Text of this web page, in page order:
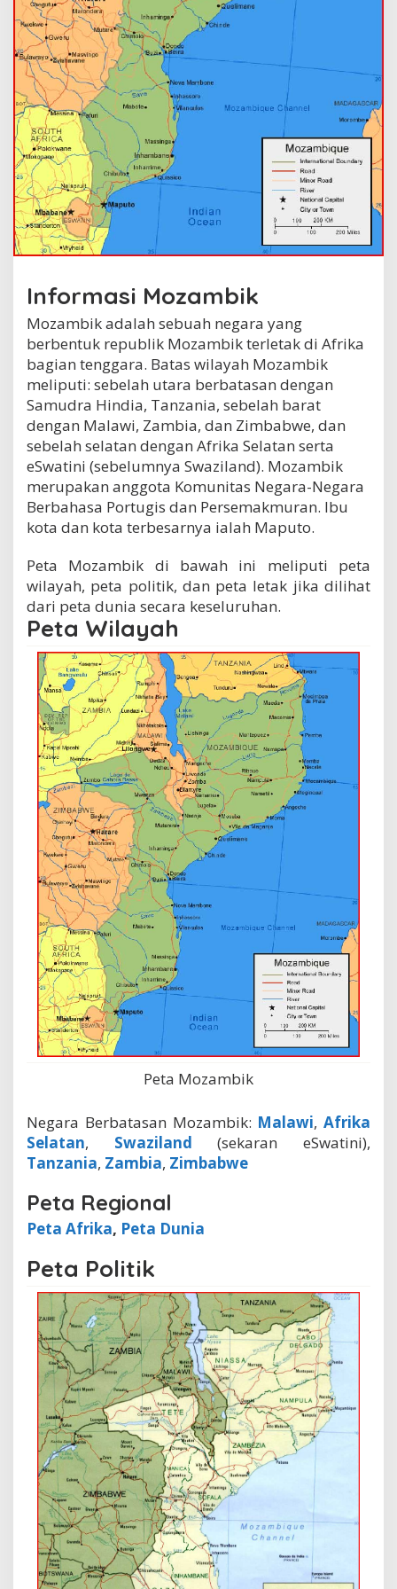
Informasi Mozambik
Mozambik adalah sebuah negara yang
berbentuk republik Mozambik terletak di Afrika
bagian tenggara. Batas wilayah Mozambik
meliputi: sebelah utara berbatasan dengan
Samudra Hindia, Tanzania, sebelah barat
dengan Malawi, Zambia, dan Zimbabwe, dan
sebelah selatan dengan Afrika Selatan serta
eSwatini (sebelumnya Swaziland). Mozambik
merupakan anggota Komunitas Negara-Negara
Berbahasa Portugis dan Persemakmuran. Ibu
kota dan kota terbesarnya ialah Maputo.
Peta Mozambik di bawah ini meliputi peta
wilayah, peta politik, dan peta letak jika dilihat
dari peta dunia secara keseluruhan.
Peta Wilayah
Peta Mozambik
Negara Berbatasan Mozambik: Malawi, Afrika
Selatan, Swaziland (sekaran eSwatini),
Tanzania, Zambia, Zimbabwe
Peta Regional
Peta Afrika, Peta Dunia
Peta Politik